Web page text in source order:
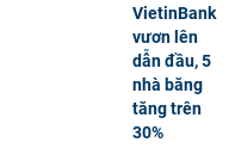
VietinBank
vươn lên
dẫn đầu, 5
nhà băng
tăng trên
30%